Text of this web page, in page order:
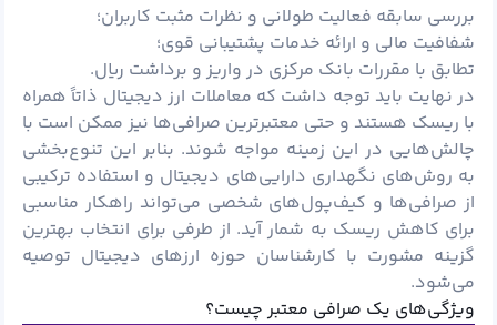
بررسی سابقه فعالیت طولانی و نظرات مثبت کاربران؛
شفافیت مالی و ارائه خدمات پشتیبانی قوی؛
تطابق با مقررات بانک مرکزی در واریز و برداشت ریال.
در نهایت باید توجه داشت که معاملات ارز دیجیتال ذاتاً همراه
با ریسک هستند و حتی معتبرترین صرافی‌ها نیز ممکن است با
چالش‌هایی در این زمینه مواجه شوند. بنابر این تنوع‌بخشی
به روش‌های نگهداری دارایی‌های دیجیتال و استفاده ترکیبی
از صرافی‌ها و کیف‌پول‌های شخصی می‌تواند راهکار مناسبی
برای کاهش ریسک به شمار آید. از طرفی برای انتخاب بهترین
گزینه مشورت با کارشناسان حوزه ارزهای دیجیتال توصیه
می‌شود.
ویژگی‌های یک صرافی معتبر چیست؟